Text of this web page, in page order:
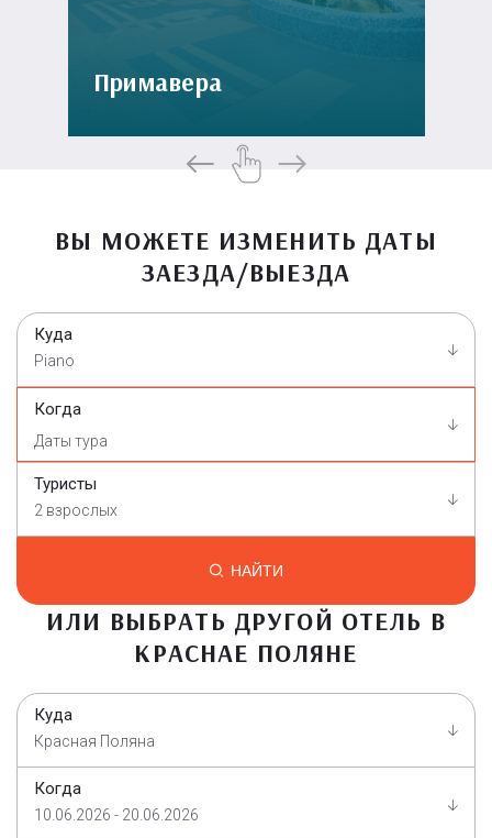
Примавера
ВЫ МОЖЕТЕ ИЗМЕНИТЬ ДАТЫ
ЗАЕЗДА/ВЫЕЗДА
Куда
Piano
Когда
Туристы
2 взрослых
НАЙТИ
ИЛИ ВЫБРАТЬ ДРУГОЙ ОТЕЛЬ В
КРАСНАЕ ПОЛЯНЕ
Куда
Красная Поляна
Когда
10.06.2026 - 20.06.2026